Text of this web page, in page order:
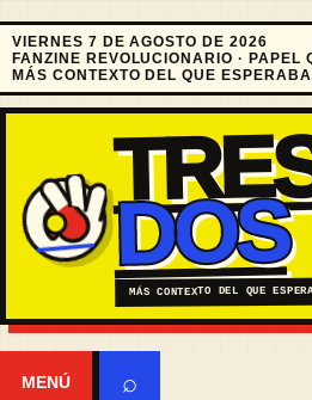
VIERNES 7 DE AGOSTO DE 2026
FANZINE REVOLUCIONARIO · PAPEL
MÁS CONTEXTO DEL QUE
DOS
MÁS CONTEXTO DEL QUE
MENÚ ⌕